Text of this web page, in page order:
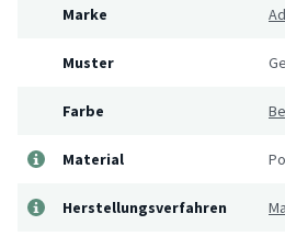
Marke
Muster
Farbe
Material
Herstellungsverfahren